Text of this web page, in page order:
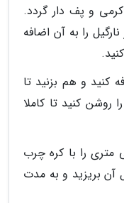
و پف دار گردد.
را به آن اضافه
کنید و هم بزنید تا
روشن کنید تا کاملا
کیک 20×25 سانتی متری را با کره چرب
آن بریزید و به مدت